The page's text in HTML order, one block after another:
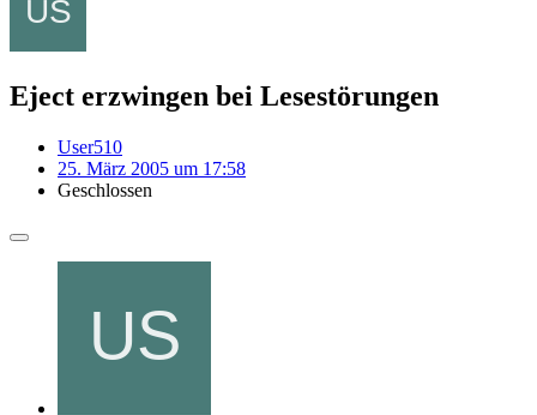
Eject erzwingen bei Lesestörungen
User510
25. März 2005 um 17:58
Geschlossen